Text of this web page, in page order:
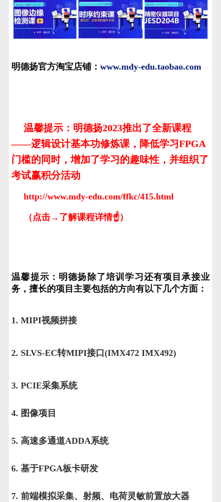
明德扬官方淘宝店铺：www.mdy-edu.taobao.com
温馨提示：明德扬2023推出了全新课程
——逻辑设计基本功修炼课，降低学习FPGA
门槛的同时，增加了学习的趣味性，并组织了
考试赢积分活动
http://www.mdy-edu.com/ffkc/415.html
（点击→了解课程详情☝）
温馨提示：明德扬除了培训学习还有项目承接业
务，擅长的项目主要包括的方向有以下几个方面：
1. MIPI视频拼接
2. SLVS-EC转MIPI接口(IMX472 IMX492)
3. PCIE采集系统
4. 图像项目
5. 高速多通道ADDA系统
6. 基于FPGA板卡研发
7. 前端模拟采集、射频、电荷灵敏前置放大器